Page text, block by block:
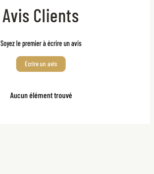
Avis Clients
Soyez le premier à écrire un avis
Écrire un avis
Aucun élément trouvé